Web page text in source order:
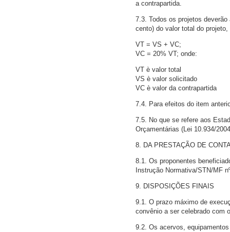
a contrapartida.
7.3. Todos os projetos
cento) do valor total do
VT = VS + VC;
VC = 20% VT; onde:
VT è valor total
VS è valor solicitado
VC è valor da contrapartida
7.4. Para efeitos do item
7.5. No que se refere aos
Orçamentárias (Lei 10.934/
8. DA PRESTAÇÃO DE
8.1. Os proponentes
Instrução Normativa/STN/MF
9. DISPOSIÇÕES FINAIS
9.1. O prazo máximo de
convênio a ser celebrado com
9.2. Os acervos,